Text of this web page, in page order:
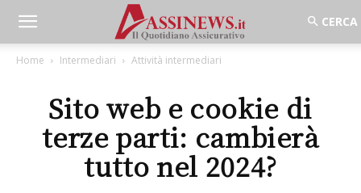
Home Intermediari Attività intermediari
Sito web e cookie di
terze parti: cambierà
tutto nel 2024?